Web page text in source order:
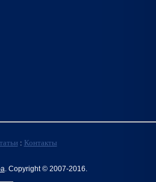
: Контакты
. Copyright © 2007-2016.